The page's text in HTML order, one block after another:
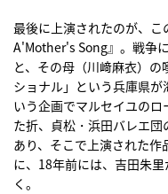
最後に上演されたのが、
A'Mother's Song』。戦争
と、その母（川﨑麻衣）
ショナル」という兵庫県
いう企画でマルセイユの
た折、貞松・浜田バレエ
あり、そこで上演された
に、18年前には、吉田朱
く。